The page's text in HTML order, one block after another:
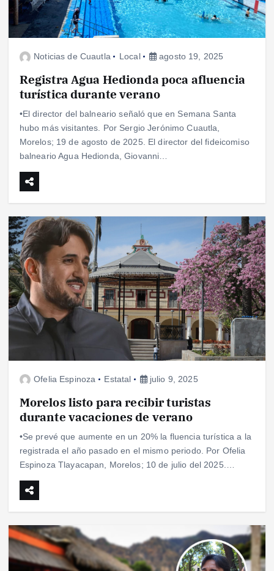
Noticias de Cuautla Local agosto 19, 2025
Registra Agua Hedionda poca afluencia
turística durante verano
•El director del balneario señaló que en Semana Santa
hubo más visitantes. Por Sergio Jerónimo Cuautla,
Morelos; 19 de agosto de 2025. El director del fideicomiso
balneario Agua Hedionda, Giovanni…
Ofelia Espinoza Estatal julio 9, 2025
Morelos listo para recibir turistas
durante vacaciones de verano
•Se prevé que aumente en un 20% la fluencia turística a la
registrada el año pasado en el mismo periodo. Por Ofelia
Espinoza Tlayacapan, Morelos; 10 de julio del 2025.…